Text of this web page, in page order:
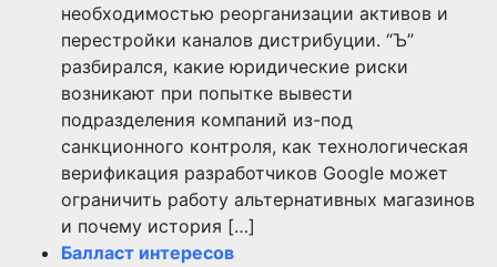
необходимостью реорганизации активов и
перестройки каналов дистрибуции. “Ъ”
разбирался, какие юридические риски
возникают при попытке вывести
подразделения компаний из-под
санкционного контроля, как технологическая
верификация разработчиков Google может
ограничить работу альтернативных магазинов
и почему история […]
Балласт интересов